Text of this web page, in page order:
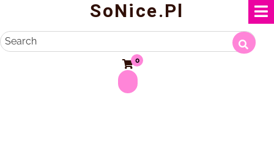
content
SoNice.pl
Search
0